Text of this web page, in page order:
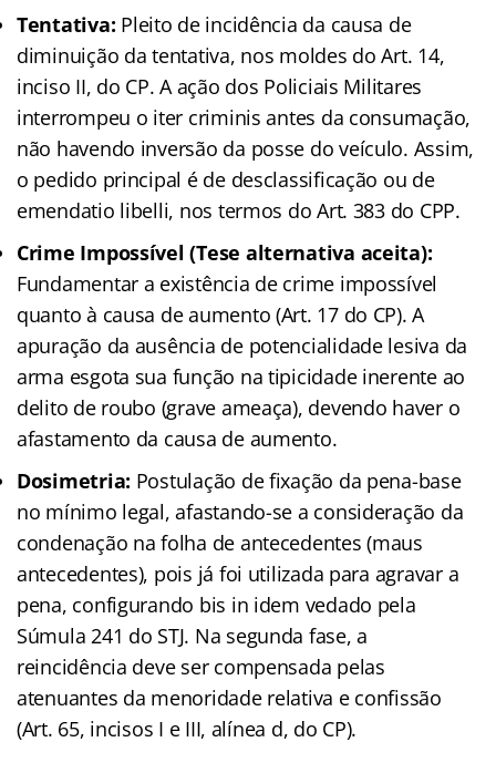
Tentativa: Pleito de incidência da causa de
diminuição da tentativa, nos moldes do Art. 14,
inciso II, do CP. A ação dos Policiais Militares
interrompeu o iter criminis antes da consumação,
não havendo inversão da posse do veículo. Assim,
o pedido principal é de desclassificação ou de
emendatio libelli, nos termos do Art. 383 do CPP.
Crime Impossível (Tese alternativa aceita):
Fundamentar a existência de crime impossível
quanto à causa de aumento (Art. 17 do CP). A
apuração da ausência de potencialidade lesiva da
arma esgota sua função na tipicidade inerente ao
delito de roubo (grave ameaça), devendo haver o
afastamento da causa de aumento.
Dosimetria: Postulação de fixação da pena-base
no mínimo legal, afastando-se a consideração da
condenação na folha de antecedentes (maus
antecedentes), pois já foi utilizada para agravar a
pena, configurando bis in idem vedado pela
Súmula 241 do STJ. Na segunda fase, a
reincidência deve ser compensada pelas
atenuantes da menoridade relativa e confissão
(Art. 65, incisos I e III, alínea d, do CP).